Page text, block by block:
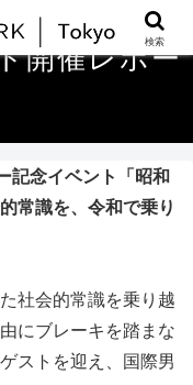
開催レポー
記念イベント「昭和
常識を、令和で乗り
社会的常識を乗り越
にブレーキを踏まな
ストを迎え、国際男
検索